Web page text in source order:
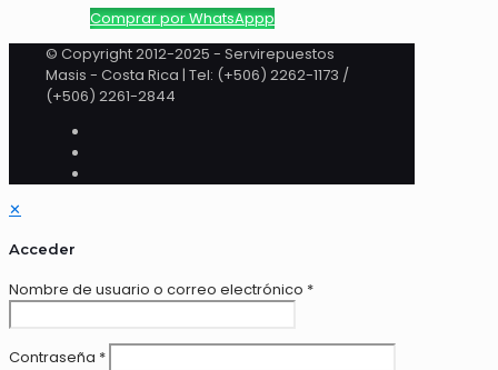
Comprar por WhatsAppp
© Copyright 2012-2025 - Servirepuestos
Masis - Costa Rica | Tel: (+506) 2262-1173 /
(+506) 2261-2844
✕
Acceder
Nombre de usuario o correo electrónico *
Contraseña *